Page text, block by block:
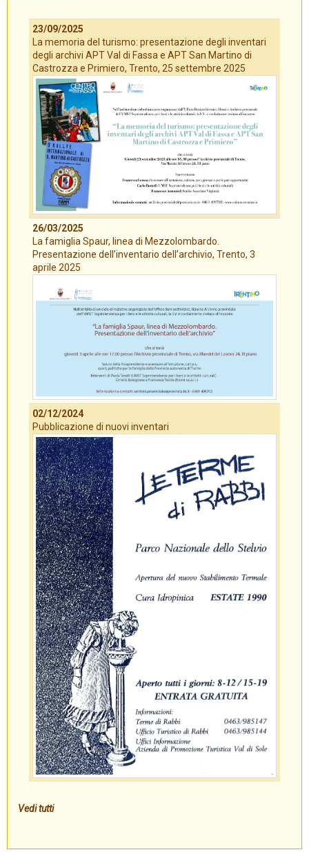
23/09/2025
La memoria del turismo: presentazione degli inventari
degli archivi APT Val di Fassa e APT San Martino di
Castrozza e Primiero, Trento, 25 settembre 2025
26/03/2025
La famiglia Spaur, linea di Mezzolombardo.
Presentazione dell’inventario dell’archivio, Trento, 3
aprile 2025
02/12/2024
Pubblicazione di nuovi inventari
Vedi tutti